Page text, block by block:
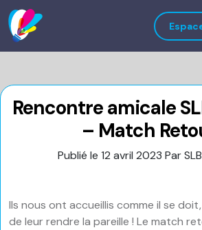
Rencontre amicale
– Match
Publié le 12 avril 2023 Par
Ils nous ont accueillis comme il se
de leur rendre la pareille ! Le match